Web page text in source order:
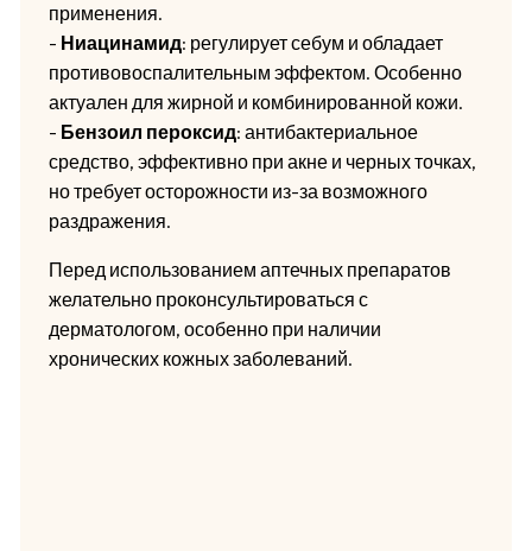
применения.
- Ниацинамид: регулирует себум и обладает
противовоспалительным эффектом. Особенно
актуален для жирной и комбинированной кожи.
- Бензоил пероксид: антибактериальное
средство, эффективно при акне и черных точках,
но требует осторожности из-за возможного
раздражения.
Перед использованием аптечных препаратов
желательно проконсультироваться с
дерматологом, особенно при наличии
хронических кожных заболеваний.